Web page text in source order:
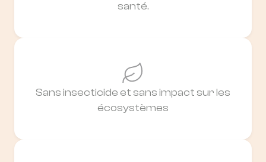
santé.
Sans insecticide et sans impact sur les
écosystèmes